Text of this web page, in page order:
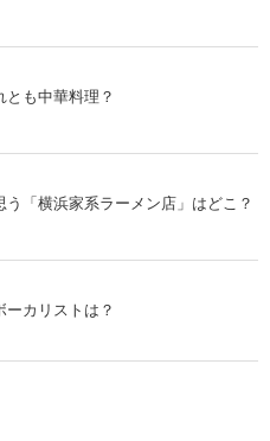
とも中華料理？
「横浜家系ラーメン店」はどこ？
ーカリストは？